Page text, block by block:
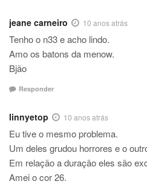
jeane carneiro 10 anos atrás
Tenho o n33 e acho lindo.
Amo os batons da menow.
Bjão
Responder
linnyetop 10 anos atrás
Eu tive o mesmo problema.
Um deles grudou horrores e o
Em relação a duração eles são
Amei o cor 26.